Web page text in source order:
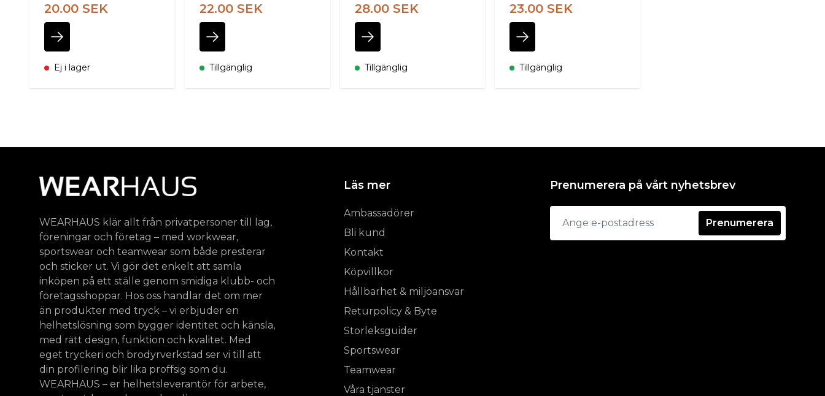
20.00 SEK
Ej i lager
22.00 SEK
Tillgänglig
28.00 SEK
Tillgänglig
23.00 SEK
Tillgänglig
WEARHAUS klär allt från privatpersoner till lag,
föreningar och företag – med workwear,
sportswear och teamwear som både presterar
och sticker ut. Vi gör det enkelt att samla
inköpen på ett ställe genom smidiga klubb- och
företagsshoppar. Hos oss handlar det om mer
än produkter med tryck – vi erbjuder en
helhetslösning som bygger identitet och känsla,
med rätt design, funktion och kvalitet. Med
eget tryckeri och brodyrverkstad ser vi till att
din profilering blir lika proffsig som du.
WEARHAUS – er helhetsleverantör för arbete,
Läs mer
Ambassadörer
Bli kund
Kontakt
Köpvillkor
Hållbarhet & miljöansvar
Returpolicy & Byte
Storleksguider
Sportswear
Teamwear
Våra tjänster
Prenumerera på vårt nyhetsbrev
Prenumerera